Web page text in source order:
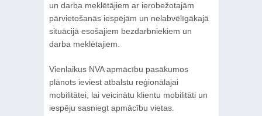
un darba meklētājiem ar ierobežotajām
pārvietošanās iespējām un nelabvēlīgākajā
situācijā esošajiem bezdarbniekiem un
darba meklētajiem.
Vienlaikus NVA apmācību pasākumos
plānots ieviest atbalstu reģionālajai
mobilitātei, lai veicinātu klientu mobilitāti un
iespēju sasniegt apmācību vietas.